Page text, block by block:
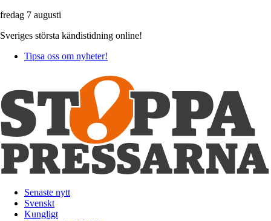
fredag 7 augusti
Sveriges största kändistidning online!
Tipsa oss om nyheter!
Senaste nytt
Svenskt
Kungligt